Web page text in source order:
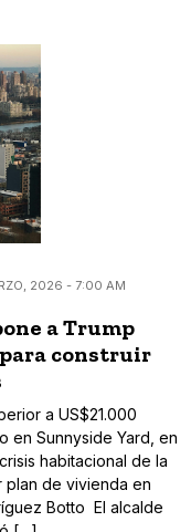
2026 - 7:00 AM
a Trump
construir
a US$21.000
en Sunnyside Yard, en
habitacional de la
de vivienda en
Botto El alcalde